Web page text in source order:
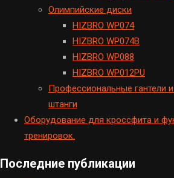
Олимпийские диски
HIZBRO WP074
HIZBRO WP074B
HIZBRO WP088
HIZBRO WP012PU
Профессиональные гантели
штанги
Оборудование для кроссфита и
тренировок.
Последние публикации